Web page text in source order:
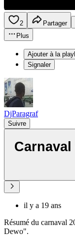
2 Partager
Plus
Ajouter à la
Signaler
DjParagraf
Suivre
il y a 19 ans
Résumé du carnaval
Dewo".